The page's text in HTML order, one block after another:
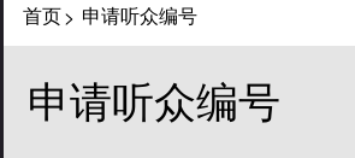
首页> 申请听众编号
申请听众编号